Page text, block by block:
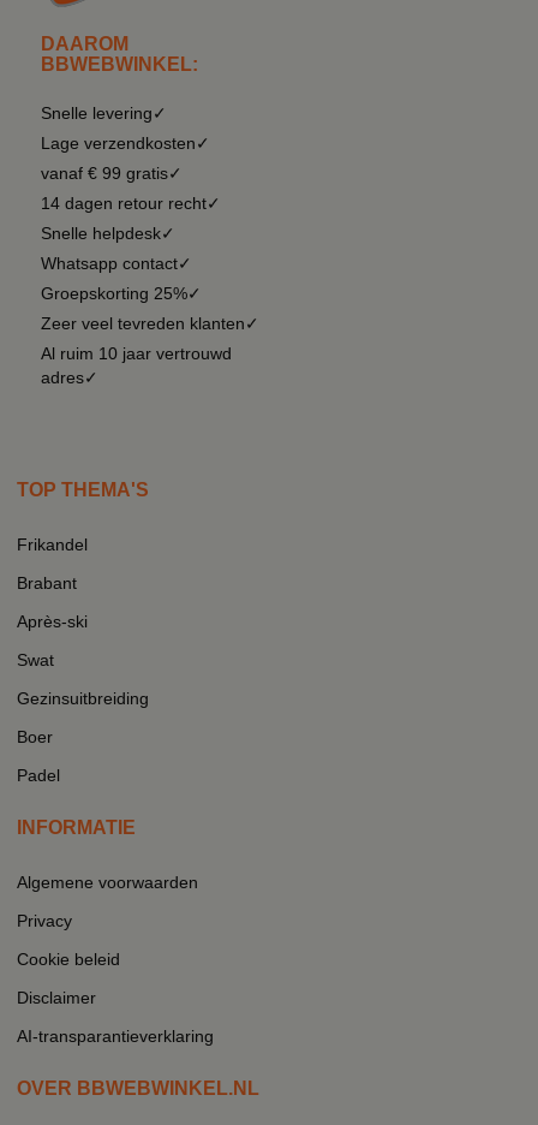
DAAROM
BBWEBWINKEL:
Snelle levering✓
Lage verzendkosten✓
vanaf € 99 gratis✓
14 dagen retour recht✓
Snelle helpdesk✓
Whatsapp contact✓
Groepskorting 25%✓
Zeer veel tevreden klanten✓
Al ruim 10 jaar vertrouwd
adres✓
TOP THEMA'S
Frikandel
Brabant
Après-ski
Swat
Gezinsuitbreiding
Boer
Padel
INFORMATIE
Algemene voorwaarden
Privacy
Cookie beleid
Disclaimer
AI-transparantieverklaring
OVER BBWEBWINKEL.NL